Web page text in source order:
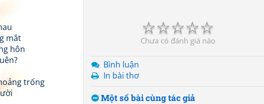
☆
☆
☆
☆
☆
Chưa có đánh giá nào
Bình luận
In bài thơ
Một số bài cùng tác giả
mắt
hôn
trống